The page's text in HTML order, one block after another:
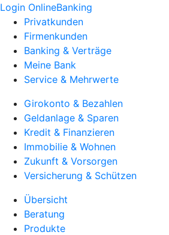
Login OnlineBanking
Privatkunden
Firmenkunden
Banking & Verträge
Meine Bank
Service & Mehrwerte
Girokonto & Bezahlen
Geldanlage & Sparen
Kredit & Finanzieren
Immobilie & Wohnen
Zukunft & Vorsorgen
Versicherung & Schützen
Übersicht
Beratung
Produkte